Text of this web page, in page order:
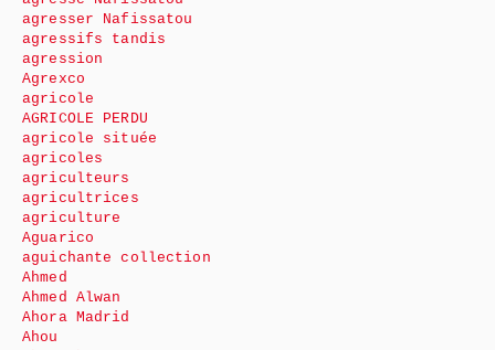
agresser Nafissatou
agressifs tandis
agression
Agrexco
agricole
AGRICOLE PERDU
agricole située
agricoles
agriculteurs
agricultrices
agriculture
Aguarico
aguichante collection
Ahmed
Ahmed Alwan
Ahora Madrid
Ahou